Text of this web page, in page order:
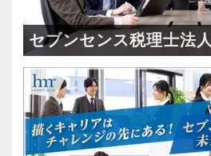
セブンセンス税理士法人